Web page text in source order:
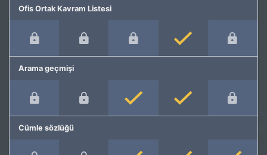
Ofis Ortak Kavram Listesi
Arama geçmişi
Cümle sözlüğü